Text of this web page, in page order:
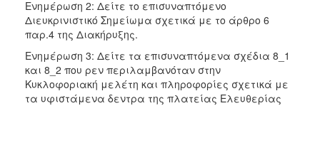
Eνημέρωση 2: Δείτε το επισυναπτόμενο
Διευκρινιστικό Σημείωμα σχετικά με το άρθρο 6
παρ.4 της Διακήρυξης.
Ενημέρωση 3: Δείτε τα επισυναπτόμενα σχέδια 8_1
και 8_2 που ρεν περιλαμβανόταν στην
Κυκλοφοριακή μελέτη και πληροφορίες σχετικά με
τα υφιστάμενα δεντρα της πλατείας Ελευθερίας